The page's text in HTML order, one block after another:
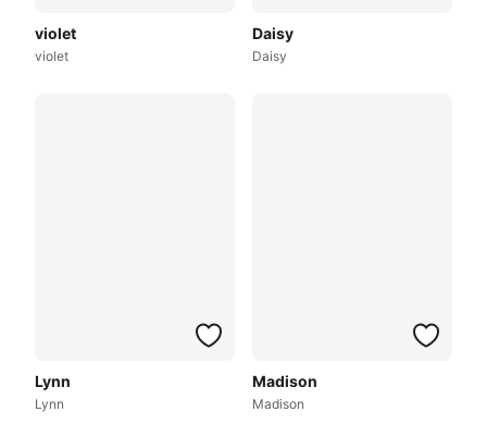
violet
violet
Daisy
Daisy
Lynn
Lynn
Madison
Madison